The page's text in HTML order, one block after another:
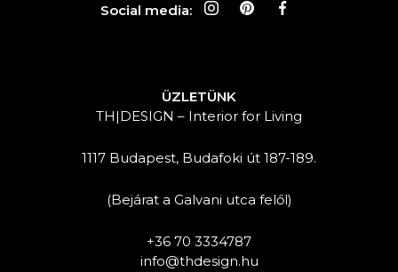
Social media:
ÜZLETÜNK
TH|DESIGN – Interior for Living
1117 Budapest, Budafoki út 187-189.
(Bejárat a Galvani utca felől)
+36 70 3334787
info@thdesign.hu